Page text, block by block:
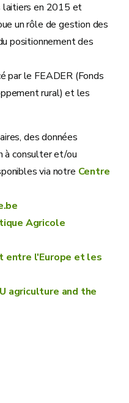
laitiers en 2015 et
un rôle de gestion des
positionnement des
par le FEADER (Fonds
rural) et les
des données
à consulter et/ou
via notre Centre
Agricole
entre l'Europe et les
agriculture and the